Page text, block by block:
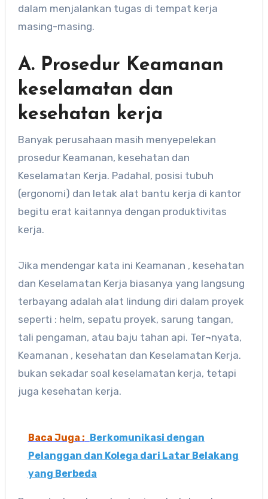
dalam menjalankan tugas di tempat kerja
masing-masing.
A. Prosedur Keamanan
keselamatan dan
kesehatan kerja
Banyak perusahaan masih menyepelekan
prosedur Keamanan, kesehatan dan
Keselamatan Kerja. Padahal, posisi tubuh
(ergonomi) dan letak alat bantu kerja di kantor
begitu erat kaitannya dengan produktivitas
kerja.
Jika mendengar kata ini Keamanan , kesehatan
dan Keselamatan Kerja biasanya yang langsung
terbayang adalah alat lindung diri dalam proyek
seperti : helm, sepatu proyek, sarung tangan,
tali pengaman, atau baju tahan api. Ter¬nyata,
Keamanan , kesehatan dan Keselamatan Kerja.
bukan sekadar soal keselamatan kerja, tetapi
juga kesehatan kerja.
Baca Juga :
Berkomunikasi dengan
Pelanggan dan Kolega dari Latar Belakang
yang Berbeda